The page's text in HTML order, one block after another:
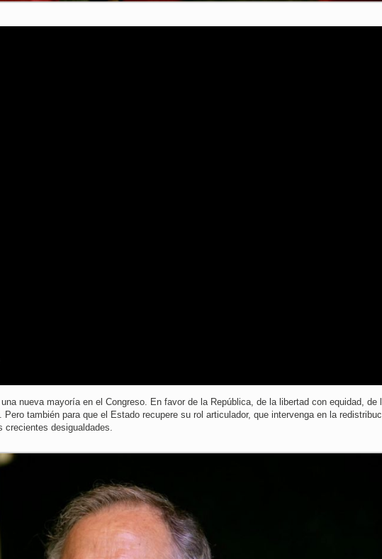
nueva mayoría en el Congreso. En favor de la República, de la libertad con equidad, de
también para que el Estado recupere su rol articulador, que intervenga en la
desigualdades.